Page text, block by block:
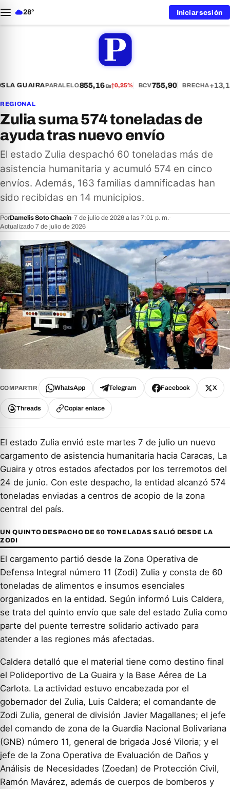
28° Iniciar sesión
LA GUAIRAPARALELO855,16Bs↑0,25% BCV755,90 BRECHA
REGIONAL
Zulia suma 574 toneladas de
ayuda tras nuevo envío
El estado Zulia despachó 60 toneladas más de
asistencia humanitaria y acumuló 574 en cinco
envíos. Además, 163 familias damnificadas han
sido recibidas en 14 municipios.
PorDamelis Soto Chacín 7 de julio de 2026 a las 7:01 p. m.
Actualizado 7 de julio de 2026
COMPARTIR WhatsApp Telegram Facebook X
Threads Copiar enlace
El estado Zulia envió este martes 7 de julio un nuevo
cargamento de asistencia humanitaria hacia Caracas, La
Guaira y otros estados afectados por los terremotos del
24 de junio. Con este despacho, la entidad alcanzó 574
toneladas enviadas a centros de acopio de la zona
central del país.
UN QUINTO DESPACHO DE 60 TONELADAS SALIÓ DESDE LA
ZODI
El cargamento partió desde la Zona Operativa de
Defensa Integral número 11 (Zodi) Zulia y consta de 60
toneladas de alimentos e insumos esenciales
organizados en la entidad. Según informó Luis Caldera,
se trata del quinto envío que sale del estado Zulia como
parte del puente terrestre solidario activado para
atender a las regiones más afectadas.
Caldera detalló que el material tiene como destino final
el Polideportivo de La Guaira y la Base Aérea de La
Carlota. La actividad estuvo encabezada por el
gobernador del Zulia, Luis Caldera; el comandante de
Zodi Zulia, general de división Javier Magallanes; el jefe
del comando de zona de la Guardia Nacional Bolivariana
(GNB) número 11, general de brigada José Viloria; y el
jefe de la Zona Operativa de Evaluación de Daños y
Análisis de Necesidades (Zoedan) de Protección Civil,
Ramón Mavárez, además de cuerpos de bomberos y